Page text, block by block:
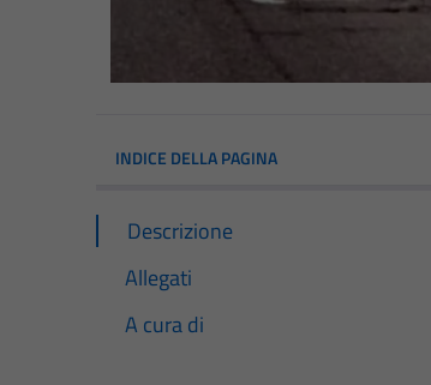
INDICE DELLA PAGINA
Descrizione
Allegati
A cura di